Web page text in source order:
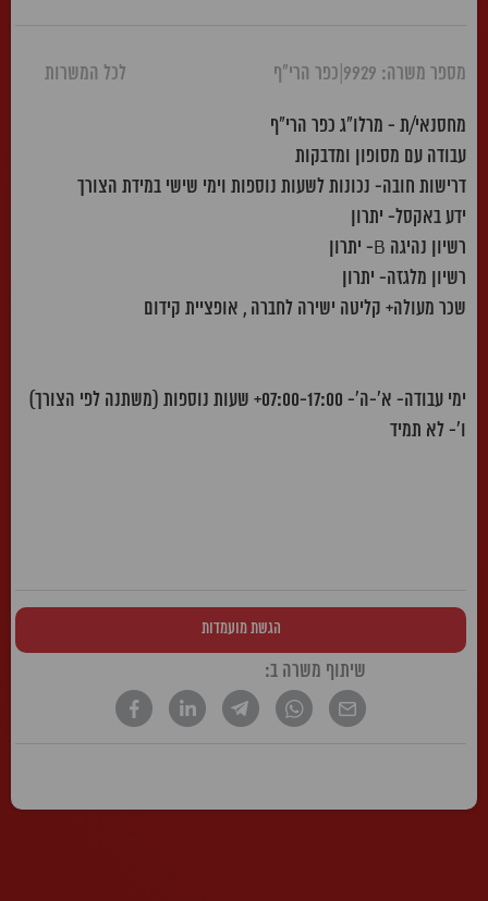
מספר משרה: 9929 כפר הרי"ף לכל המשרות
מחסנאי/ת - מרלו"ג כפר הרי"ף
עבודה עם מסופון ומדבקות
דרישות חובה- נכונות לשעות נוספות וימי שישי במידת הצורך
ידע באקסל- יתרון
רשיון נהיגה B- יתרון
רשיון מלגזה- יתרון
שכר מעולה+ קליטה ישירה לחברה , אופציית קידום
ימי עבודה- א'-ה'- 07:00-17:00+ שעות נוספות (משתנה לפי הצורך)
ו'- לא תמיד
הגשת מועמדות
שיתוף משרה ב: